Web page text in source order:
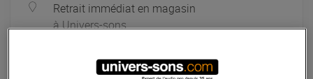
Retrait immédiat en magasin
à Univers-sons
à Univers-sons